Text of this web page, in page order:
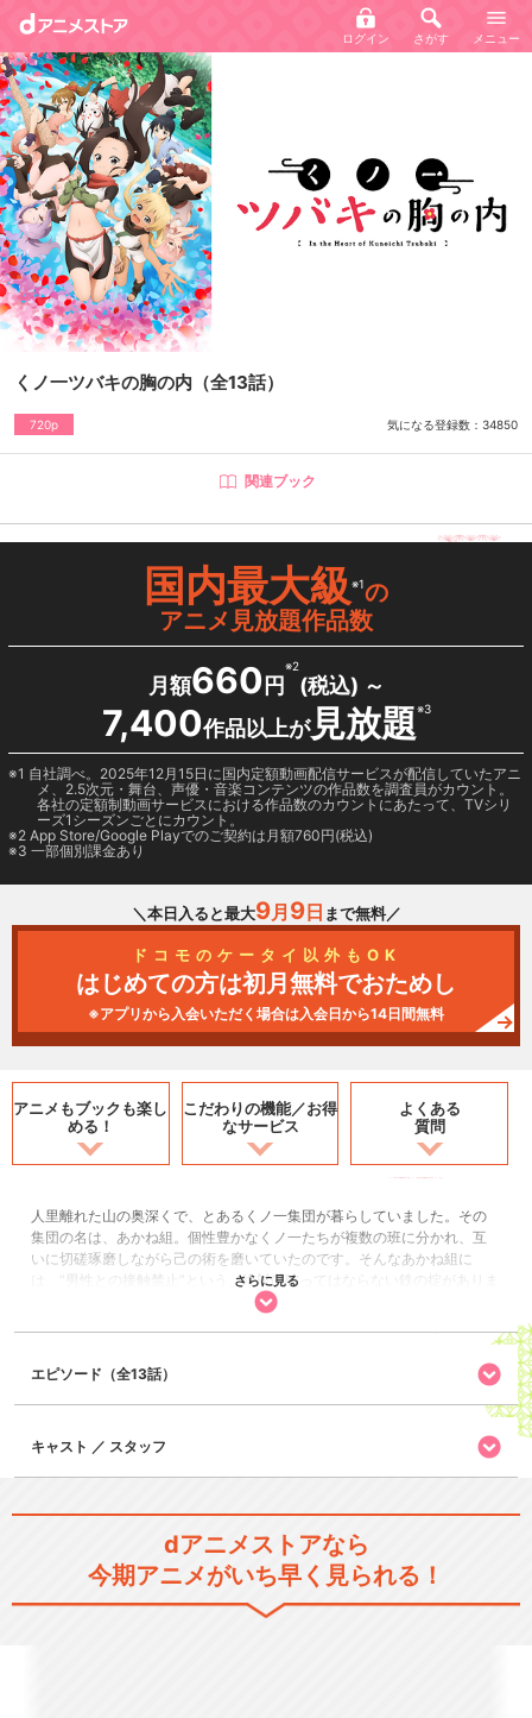
ログイン さがす メニュー
くノ一ツバキの胸の内 （全13話）
720p 気になる登録数： 34850
関連ブック
国内最大級※1の
アニメ見放題作品数
月額660 円
※2
(税込) ～
7,400作品以上が見放題※3
1 自社調べ。2025年12月15日に国内定額動画配信サービスが配信していたアニ
メ、2.5次元・舞台、声優・音楽コンテンツの作品数を調査員がカウント。
各社の定額制動画サービスにおける作品数のカウントにあたって、TVシリ
ーズ1シーズンごとにカウント。
2 App Store/Google Playでのご契約は月額760円(税込)
3 一部個別課金あり
＼本日入ると最大9月 9日 まで無料／
ドコモのケータイ以外もOK
はじめての方は初月無料でおためし
※アプリから入会いただく場合は入会日から14日間無料
アニメもブックも楽し
める！
こだわりの機能／お得
なサービス
よくある
質問
人里離れた山の奥深くで、とあるくノ一集団が暮らしていました。その
集団の名は、あかね組。個性豊かなくノ一たちが複数の班に分かれ、互
いに切磋琢磨しながら己の術を磨いていたのです。そんなあかね組に
は、“男性との接触禁止”という、絶対に破ってはならない鉄の掟がありま
した。あかね組・戌(いぬ)班の班長である見習いくノ一のツバキは、組の
で見たことも、触れたこともない“男”のこと。一度、お会いしてみたい―
―考えれば考えるほど、止まらない胸のうずき。あぁ、このキモチ、ど
うしたら良いのですか!?『からかい上手の高木さん』の作者・山本崇一朗
くノ一たちの、ほのぼのキュートな日常、はじまります。
日常/ほのぼの
さらに見る
閉じる
エピソード（全13話）
キャスト ／ スタッフ
dアニメストアなら
今期アニメがいち早く見られる！